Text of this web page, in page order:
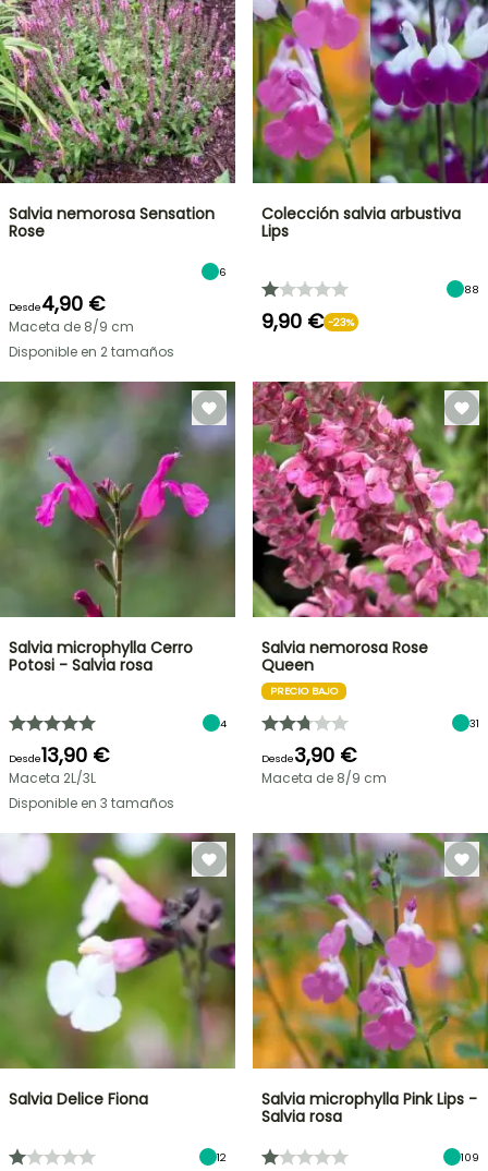
Salvia nemorosa Sensation
Rose
6
Desde4,90 €
Maceta de 8/9 cm
Disponible en 2 tamaños
Colección salvia arbustiva
Lips
88
9,90 € -23%
Salvia microphylla Cerro
Potosi - Salvia rosa
4
Desde13,90 €
Maceta 2L/3L
Disponible en 3 tamaños
Salvia nemorosa Rose
Queen
PRECIO BAJO
31
Desde3,90 €
Maceta de 8/9 cm
Salvia Delice Fiona
12
Salvia microphylla Pink Lips -
Salvia rosa
109